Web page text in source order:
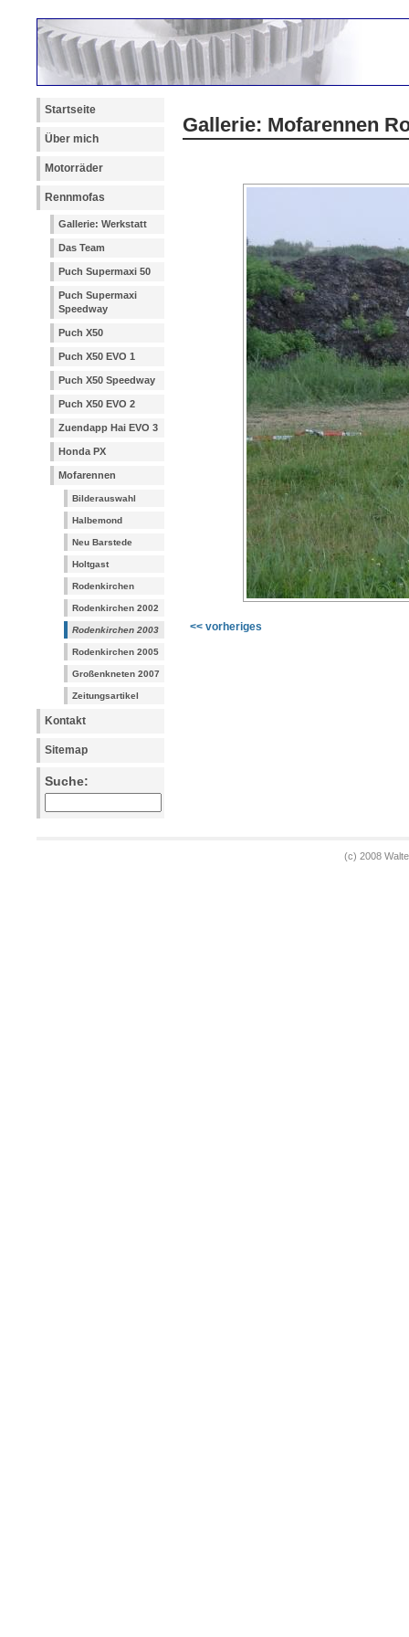
Startseite
Über mich
Motorräder
Rennmofas
Gallerie: Werkstatt
Das Team
Puch Supermaxi 50
Puch Supermaxi
Speedway
Puch X50
Puch X50 EVO 1
Puch X50 Speedway
Puch X50 EVO 2
Zuendapp Hai EVO 3
Honda PX
Mofarennen
Bilderauswahl
Halbemond
Neu Barstede
Holtgast
Rodenkirchen
Rodenkirchen 2002
Rodenkirchen 2003
Rodenkirchen 2005
Großenkneten 2007
Zeitungsartikel
Kontakt
Sitemap
Suche:
Gallerie: Mofarennen
<< vorheriges
(c) 2008